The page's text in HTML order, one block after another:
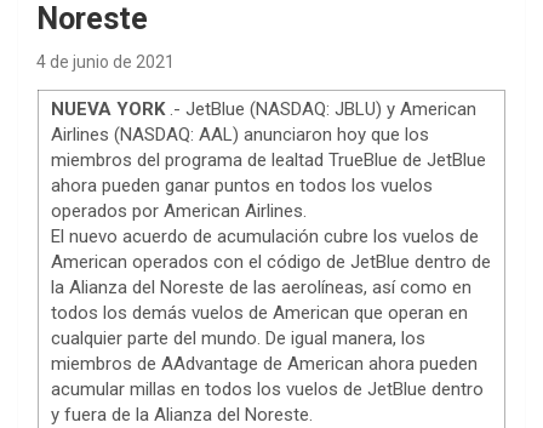
Noreste
4 de junio de 2021
NUEVA YORK.- JetBlue (NASDAQ: JBLU) y American
Airlines (NASDAQ: AAL) anunciaron hoy que los
miembros del programa de lealtad TrueBlue de JetBlue
ahora pueden ganar puntos en todos los vuelos
operados por American Airlines.
El nuevo acuerdo de acumulación cubre los vuelos de
American operados con el código de JetBlue dentro de
la Alianza del Noreste de las aerolíneas, así como en
todos los demás vuelos de American que operan en
cualquier parte del mundo. De igual manera, los
miembros de AAdvantage de American ahora pueden
acumular millas en todos los vuelos de JetBlue dentro
y fuera de la Alianza del Noreste.